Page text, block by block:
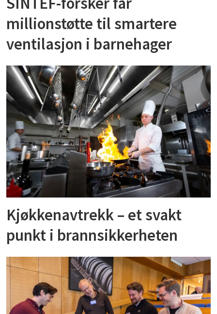
millionstøtte til smartere
ventilasjon i barnehager
Kjøkkenavtrekk – et svakt
punkt i brannsikkerheten